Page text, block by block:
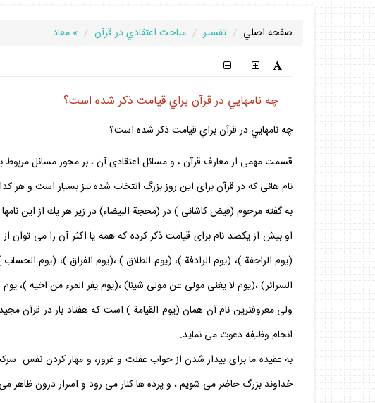
صفحه اصلي تفسير مباحث اعتقادي در قرآن » معاد
چه نامهايي در قرآن براي قيامت ذكر شده است؟
چه نامهايي در قرآن براي قيامت ذكر شده است؟
قسمت مهمى از معارف قرآن ، و مسائل اعتقادى آن ، بر محور مسائل مربوط
نام هائى كه در قرآن براى اين روز بزرگ انتخاب شده نيز بسيار است و هر
به گفته مرحوم (فيض كاشانى ) در (محجة البيضاء) در زير هر يك از اين
او بيش از يكصد نام براى قيامت ذكر كرده كه همه يا اكثر آن را مى توان
(يوم الراجفة )، (يوم الرادفة )، (يوم الطلاق ) ،(يوم الفراق )، (يوم
السرائر) ،(يوم لا يغنى مولى عن مولى شيئا) ،(يوم يفر المرء من اخيه )،
ولى معروفترين نام آن همان (يوم القيامة ) است كه هفتاد بار در قرآن
انجام وظيفه دعوت مى نمايد.
به عقيده ما براى بيدار شدن از خواب غفلت و غرور، و مهار كردن نفس
خداوند بزرگ حاضر مى شويم ، و پرده ها كنار مى رود و اسرار درون